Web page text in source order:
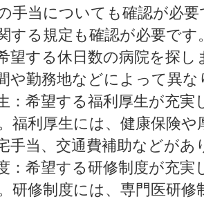
手当についても確認が必
する規定も確認が必要です
望する休日数の病院を探し
や勤務地などによって異な
：希望する福利厚生が充実
福利厚生には、健康保険や
手当、交通費補助などがあ
：希望する研修制度が充実
研修制度には、専門医研修